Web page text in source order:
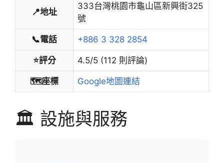
📍地址
333台灣桃園市龜山區新興街325
號
📞電話 +886 3 328 2854
⭐評分 4.5/5 (112 則評論)
🗺️座標 Google地圖連結
🏛️ 設施與服務